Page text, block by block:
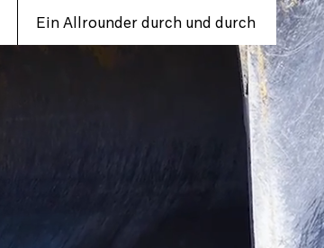
Ein Allrounder durch und durch